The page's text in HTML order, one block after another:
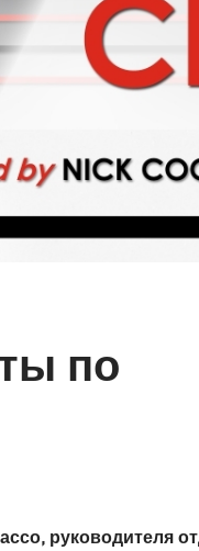
по
руководителя